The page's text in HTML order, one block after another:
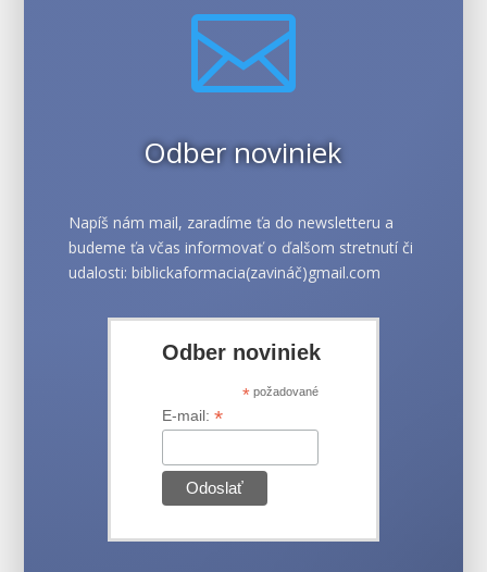

Odber noviniek
Napíš nám mail, zaradíme ťa do newsletteru a
budeme ťa včas informovať o ďalšom stretnutí či
udalosti: biblickaformacia(zavináč)gmail.com
Odber noviniek
*požadované
E-mail: *